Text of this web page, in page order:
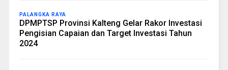
PALANGKA RAYA
DPMPTSP Provinsi Kalteng Gelar Rakor Investasi
Pengisian Capaian dan Target Investasi Tahun
2024